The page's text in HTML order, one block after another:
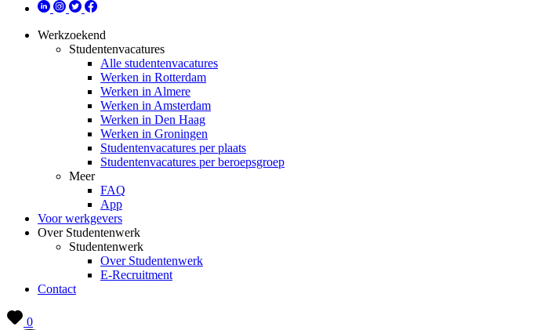
Werkzoekend
Studentenvacatures
Alle studentenvacatures
Werken in Rotterdam
Werken in Almere
Werken in Amsterdam
Werken in Den Haag
Werken in Groningen
Studentenvacatures per plaats
Studentenvacatures per beroepsgroep
Meer
FAQ
App
Voor werkgevers
Over Studentenwerk
Studentenwerk
Over Studentenwerk
E-Recruitment
Contact
0